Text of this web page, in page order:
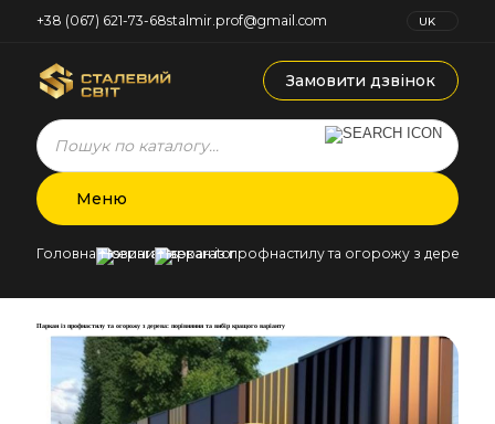
+38 (067) 621-73-68stalmir.prof@gmail.com
UK
Замовити дзвінок
Products
search
Меню
Головна Новини Паркан із профнастилу та огорожу з дерева:
Паркан із профнастилу та огорожу з дерева: порівняння та вибір кращого варіанту